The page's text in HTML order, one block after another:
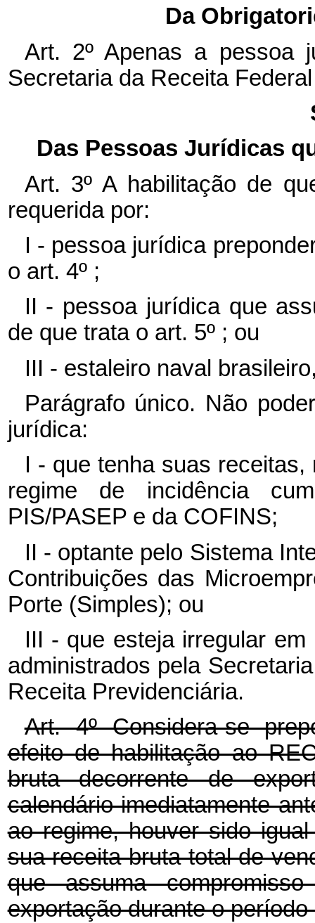
Da
Art. 2º Apenas a pessoa
Secretaria da Receita
Das Pessoas Jurídicas
Art. 3º A habilitação de
requerida por:
I - pessoa jurídica
o art. 4º ;
II - pessoa jurídica que
de que trata o art. 5º ; ou
III - estaleiro naval
Parágrafo único. Não
jurídica:
I - que tenha suas
regime de incidência
PIS/PASEP e da COFINS;
II - optante pelo Sistema
Contribuições das
Porte (Simples); ou
III - que esteja irregular
administrados pela
Receita Previdenciária.
Art. 4º Considera-se
efeito de habilitação ao
bruta decorrente de
calendário imediatamente
ao regime, houver sido
sua receita bruta total de
que assuma
exportação durante o